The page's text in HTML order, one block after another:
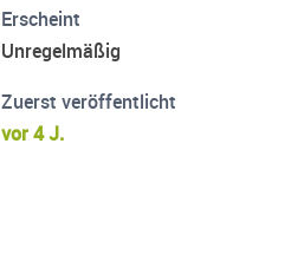
Erscheint
Unregelmäßig
Zuerst veröffentlicht
vor 4 J.